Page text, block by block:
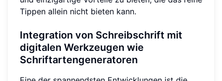
Tippen allein nicht bieten kann.
Integration von Schreibschrift mit
digitalen Werkzeugen wie
Schriftartengeneratoren